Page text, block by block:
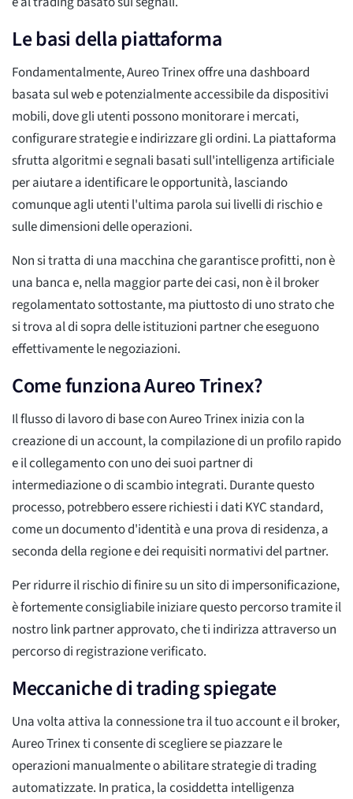
Le basi della piattaforma
Fondamentalmente, Aureo Trinex offre una dashboard
basata sul web e potenzialmente accessibile da dispositivi
mobili, dove gli utenti possono monitorare i mercati,
configurare strategie e indirizzare gli ordini. La piattaforma
sfrutta algoritmi e segnali basati sull'intelligenza artificiale
per aiutare a identificare le opportunità, lasciando
comunque agli utenti l'ultima parola sui livelli di rischio e
sulle dimensioni delle operazioni.
Non si tratta di una macchina che garantisce profitti, non è
una banca e, nella maggior parte dei casi, non è il broker
regolamentato sottostante, ma piuttosto di uno strato che
si trova al di sopra delle istituzioni partner che eseguono
effettivamente le negoziazioni.
Come funziona Aureo Trinex?
Il flusso di lavoro di base con Aureo Trinex inizia con la
creazione di un account, la compilazione di un profilo rapido
e il collegamento con uno dei suoi partner di
intermediazione o di scambio integrati. Durante questo
processo, potrebbero essere richiesti i dati KYC standard,
come un documento d'identità e una prova di residenza, a
seconda della regione e dei requisiti normativi del partner.
Per ridurre il rischio di finire su un sito di impersonificazione,
è fortemente consigliabile iniziare questo percorso tramite il
nostro link partner approvato, che ti indirizza attraverso un
percorso di registrazione verificato.
Meccaniche di trading spiegate
Una volta attiva la connessione tra il tuo account e il broker,
Aureo Trinex ti consente di scegliere se piazzare le
operazioni manualmente o abilitare strategie di trading
automatizzate. In pratica, la cosiddetta intelligenza